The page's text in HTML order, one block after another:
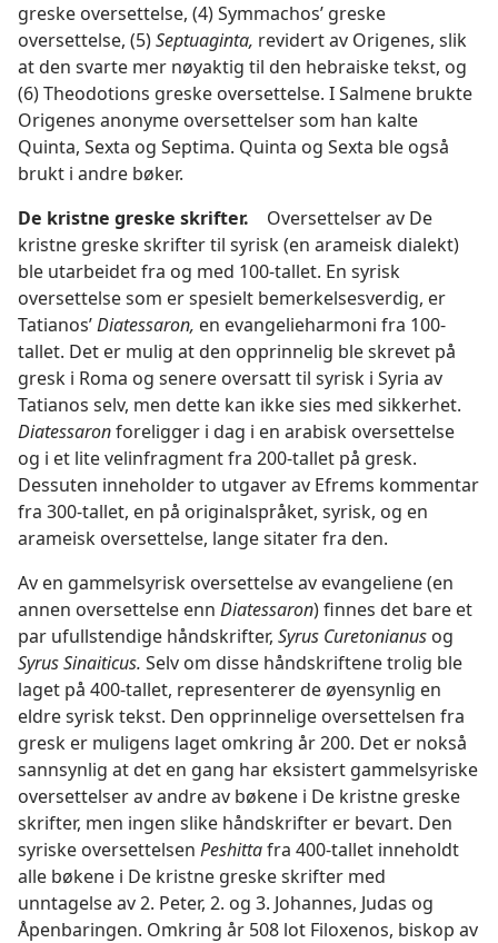
greske oversettelse, (4) Symmachos’ greske
oversettelse, (5)Septuaginta, revidert av Origenes, slik
at den svarte mer nøyaktig til den hebraiske tekst, og
(6) Theodotions greske oversettelse. I Salmene brukte
Origenes anonyme oversettelser som han kalte
Quinta, Sexta og Septima. Quinta og Sexta ble også
brukt i andre bøker.
De kristne greske skrifter. Oversettelser av De
kristne greske skrifter til syrisk (en arameisk dialekt)
ble utarbeidet fra og med 100-tallet. En syrisk
oversettelse som er spesielt bemerkelsesverdig, er
Tatianos’Diatessaron, en evangelieharmoni fra 100-
tallet. Det er mulig at den opprinnelig ble skrevet på
gresk i Roma og senere oversatt til syrisk i Syria av
Tatianos selv, men dette kan ikke sies med sikkerhet.
Diatessaronforeligger i dag i en arabisk oversettelse
og i et lite velinfragment fra 200-tallet på gresk.
Dessuten inneholder to utgaver av Efrems kommentar
fra 300-tallet, en på originalspråket, syrisk, og en
arameisk oversettelse, lange sitater fra den.
Av en gammelsyrisk oversettelse av evangeliene (en
annen oversettelse enn Diatessaron) finnes det bare et
par ufullstendige håndskrifter, Syrus Curetonianus og
Syrus Sinaiticus. Selv om disse håndskriftene trolig ble
laget på 400-tallet, representerer de øyensynlig en
eldre syrisk tekst. Den opprinnelige oversettelsen fra
gresk er muligens laget omkring år 200. Det er nokså
sannsynlig at det en gang har eksistert gammelsyriske
oversettelser av andre av bøkene i De kristne greske
skrifter, men ingen slike håndskrifter er bevart. Den
syriske oversettelsen Peshittafra 400-tallet inneholdt
alle bøkene i De kristne greske skrifter med
unntagelse av 2. Peter, 2. og 3. Johannes, Judas og
Åpenbaringen. Omkring år 508 lot Filoxenos, biskop av